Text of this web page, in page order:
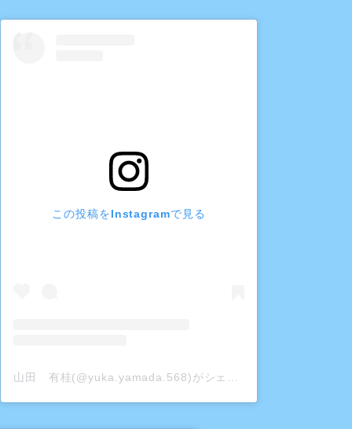
この投稿をInstagramで見る